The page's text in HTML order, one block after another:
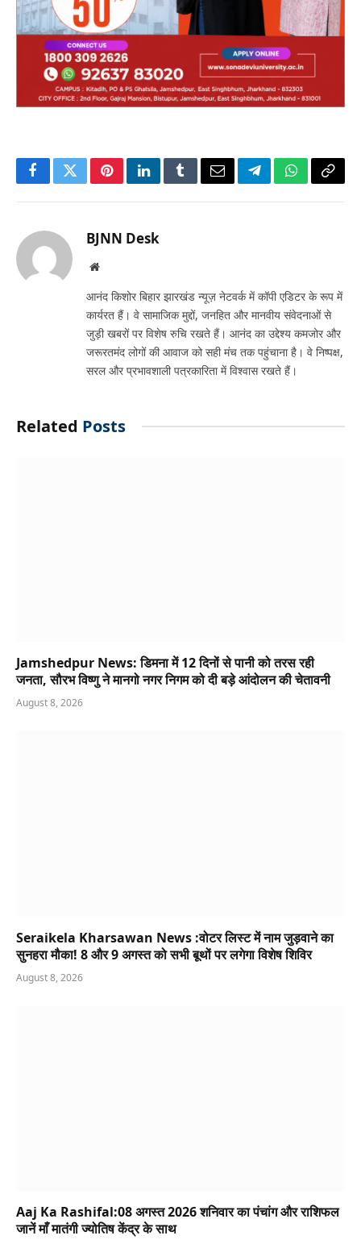
FacebookTwitterPinterestLinkedInTumblrEmailTelegramWhatsApp
Copy
BJNN Desk
Website
आनंद किशोर बिहार झारखंड न्यूज़ नेटवर्क में कॉपी एडिटर के रूप में
कार्यरत हैं। वे सामाजिक मुद्दों, जनहित और मानवीय संवेदनाओं से
जुड़ी खबरों पर विशेष रुचि रखते हैं। आनंद का उद्देश्य कमजोर और
जरूरतमंद लोगों की आवाज को सही मंच तक पहुंचाना है। वे निष्पक्ष,
सरल और प्रभावशाली पत्रकारिता में विश्वास रखते हैं।
Related Posts
Jamshedpur News: डिमना में 12 दिनों से पानी को तरस रही
जनता, सौरभ विष्णु ने मानगो नगर निगम को दी बड़े आंदोलन की चेतावनी
August 8, 2026
Seraikela Kharsawan News :वोटर लिस्ट में नाम जुड़वाने का
सुनहरा मौका! 8 और 9 अगस्त को सभी बूथों पर लगेगा विशेष शिविर
August 8, 2026
Aaj Ka Rashifal:08 अगस्त 2026 शनिवार का पंचांग और राशिफल
जानें माँ मातंगी ज्योतिष केंद्र के साथ